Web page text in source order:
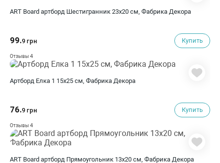
ART Board артборд Шестигранник 23х20 см, Фабрика Декора
99.9 грн Купить
Отзывы 4
Артборд Елка 1 15х25 см, Фабрика Декора
76.9 грн Купить
Отзывы 4
ART Board артборд Прямоугольник 13х20 см, Фабрика Декора